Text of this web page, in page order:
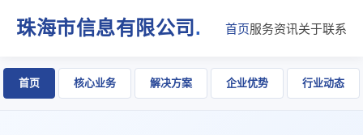
珠海市信息有限公司 . 首页服务资讯关于联系
首页 核心业务 解决方案 企业优势 行业动态